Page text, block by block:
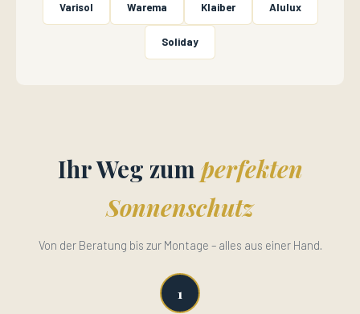
Varisol Warema Klaiber Alulux
Soliday
Ihr Weg zum perfekten
Sonnenschutz
Von der Beratung bis zur Montage – alles aus einer Hand.
1